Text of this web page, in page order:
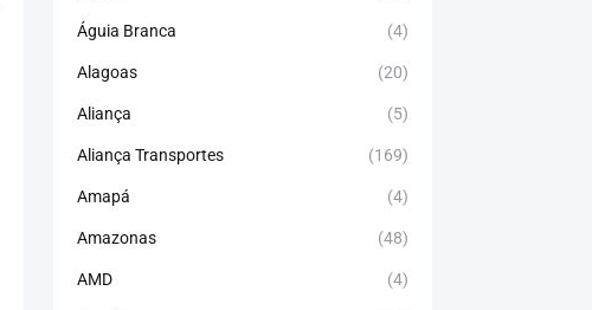
Águia Branca (4)
Alagoas (20)
Aliança (5)
Aliança Transportes (169)
Amapá (4)
Amazonas (48)
AMD (4)